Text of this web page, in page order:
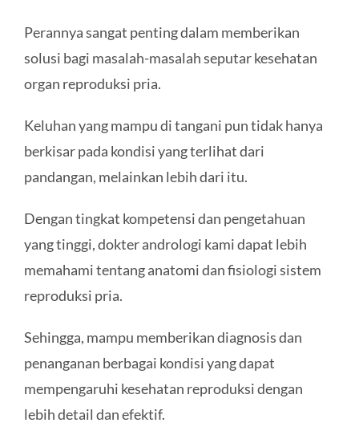
Perannya sangat penting dalam memberikan
solusi bagi masalah-masalah seputar kesehatan
organ reproduksi pria.
Keluhan yang mampu di tangani pun tidak hanya
berkisar pada kondisi yang terlihat dari
pandangan, melainkan lebih dari itu.
Dengan tingkat kompetensi dan pengetahuan
yang tinggi, dokter andrologi kami dapat lebih
memahami tentang anatomi dan fisiologi sistem
reproduksi pria.
Sehingga, mampu memberikan diagnosis dan
penanganan berbagai kondisi yang dapat
mempengaruhi kesehatan reproduksi dengan
lebih detail dan efektif.